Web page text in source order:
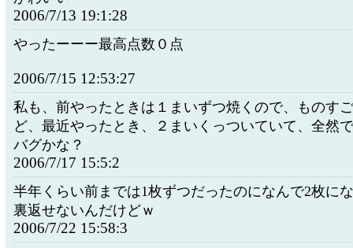
2006/7/13 19:1:28
やったーーー最高点数０点
2006/7/15 12:53:27
私も、前やったときは１まいずつ焼くので、ものす
ど、最近やったとき、２まいくっついていて、全然
バグかな？
2006/7/17 15:5:2
半年くらい前までは1枚ずつだったのになんで2枚に
裏返せないんだけどｗ
2006/7/22 15:58:3